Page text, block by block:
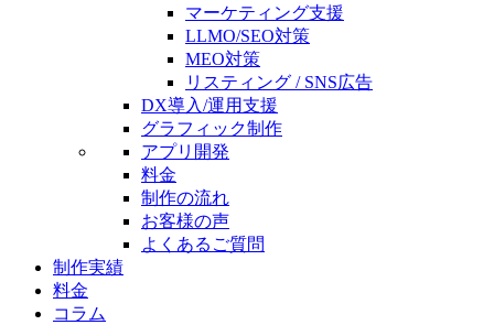
マーケティング支援
LLMO/SEO対策
MEO対策
リスティング / SNS広告
DX導入/運用支援
グラフィック制作
アプリ開発
料金
制作の流れ
お客様の声
よくあるご質問
制作実績
料金
コラム